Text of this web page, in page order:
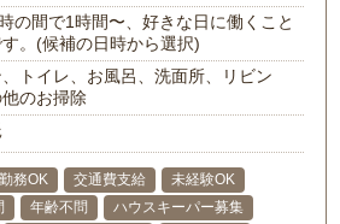
の間で1時間〜、好きな日に働くこと
。(候補の日時から選択)
トイレ、お風呂、洗面所、リビン
のお掃除
務OK 交通費支給
未経験OK
年齢不問
ハウスキーパー募集